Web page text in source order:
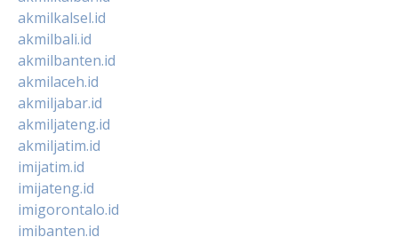
akmilkalsel.id
akmilbali.id
akmilbanten.id
akmilaceh.id
akmiljabar.id
akmiljateng.id
akmiljatim.id
imijatim.id
imijateng.id
imigorontalo.id
imibanten.id